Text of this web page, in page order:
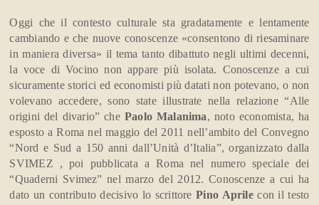
Oggi che il contesto culturale sta gradatamente e lentamente
cambiando e che nuove conoscenze «consentono di riesaminare
in maniera diversa» il tema tanto dibattuto negli ultimi decenni,
la voce di Vocino non appare più isolata. Conoscenze a cui
sicuramente storici ed economisti più datati non potevano, o non
volevano accedere, sono state illustrate nella relazione “Alle
origini del divario” che Paolo Malanima, noto economista, ha
esposto a Roma nel maggio del 2011 nell’ambito del Convegno
“Nord e Sud a 150 anni dall’Unità d’Italia”, organizzato dalla
SVIMEZ , poi pubblicata a Roma nel numero speciale dei
“Quaderni Svimez” nel marzo del 2012. Conoscenze a cui ha
dato un contributo decisivo lo scrittorePino Aprilecon il testo